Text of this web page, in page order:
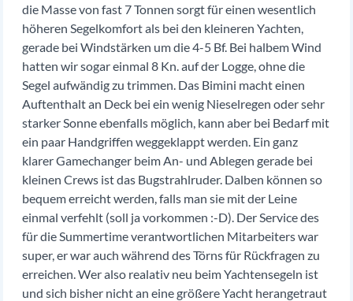
die Masse von fast 7 Tonnen sorgt für einen wesentlich
höheren Segelkomfort als bei den kleineren Yachten,
gerade bei Windstärken um die 4-5 Bf. Bei halbem Wind
hatten wir sogar einmal 8 Kn. auf der Logge, ohne die
Segel aufwändig zu trimmen. Das Bimini macht einen
Auftenthalt an Deck bei ein wenig Nieselregen oder sehr
starker Sonne ebenfalls möglich, kann aber bei Bedarf mit
ein paar Handgriffen weggeklappt werden. Ein ganz
klarer Gamechanger beim An- und Ablegen gerade bei
kleinen Crews ist das Bugstrahlruder. Dalben können so
bequem erreicht werden, falls man sie mit der Leine
einmal verfehlt (soll ja vorkommen :-D). Der Service des
für die Summertime verantwortlichen Mitarbeiters war
super, er war auch während des Törns für Rückfragen zu
erreichen. Wer also realativ neu beim Yachtensegeln ist
und sich bisher nicht an eine größere Yacht herangetraut